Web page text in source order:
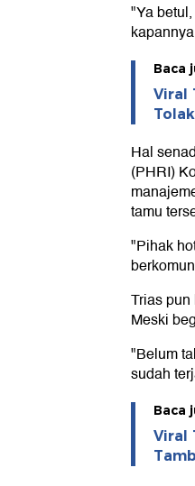
"Ya
Baca
Viral
Hal
(PHRI)
tamu
"Pihak
Trias
Meski
"Belum
sudah
Baca
Viral